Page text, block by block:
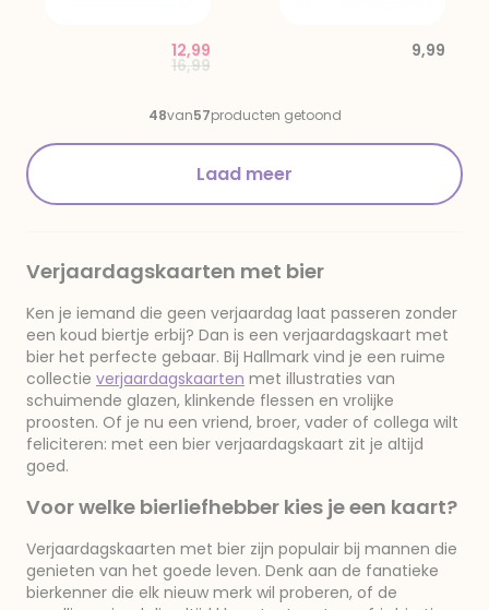
Price reduced from
16,99to
12,99 9,99
48van57producten getoond
Laad meer
Verjaardagskaarten met bier
Ken je iemand die geen verjaardag laat passeren zonder
een koud biertje erbij? Dan is een verjaardagskaart met
bier het perfecte gebaar. Bij Hallmark vind je een ruime
collectie verjaardagskaarten met illustraties van
schuimende glazen, klinkende flessen en vrolijke
proosten. Of je nu een vriend, broer, vader of collega wilt
feliciteren: met een bier verjaardagskaart zit je altijd
goed.
Voor welke bierliefhebber kies je een kaart?
Verjaardagskaarten met bier zijn populair bij mannen die
genieten van het goede leven. Denk aan de fanatieke
bierkenner die elk nieuw merk wil proberen, of de